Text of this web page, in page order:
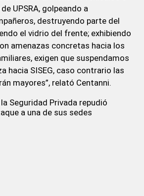
UPSRA, golpeando a
destruyendo parte del
el vidrio del frente; exhibiendo
amenazas concretas hacia los
exigen que suspendamos
hacia SISEG, caso contrario las
mayores”, relató Centanni.